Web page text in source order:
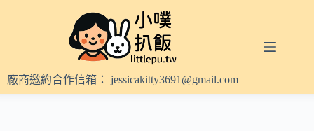
內
容
廠商邀約合作信箱： jessicakitty3691@gmail.com